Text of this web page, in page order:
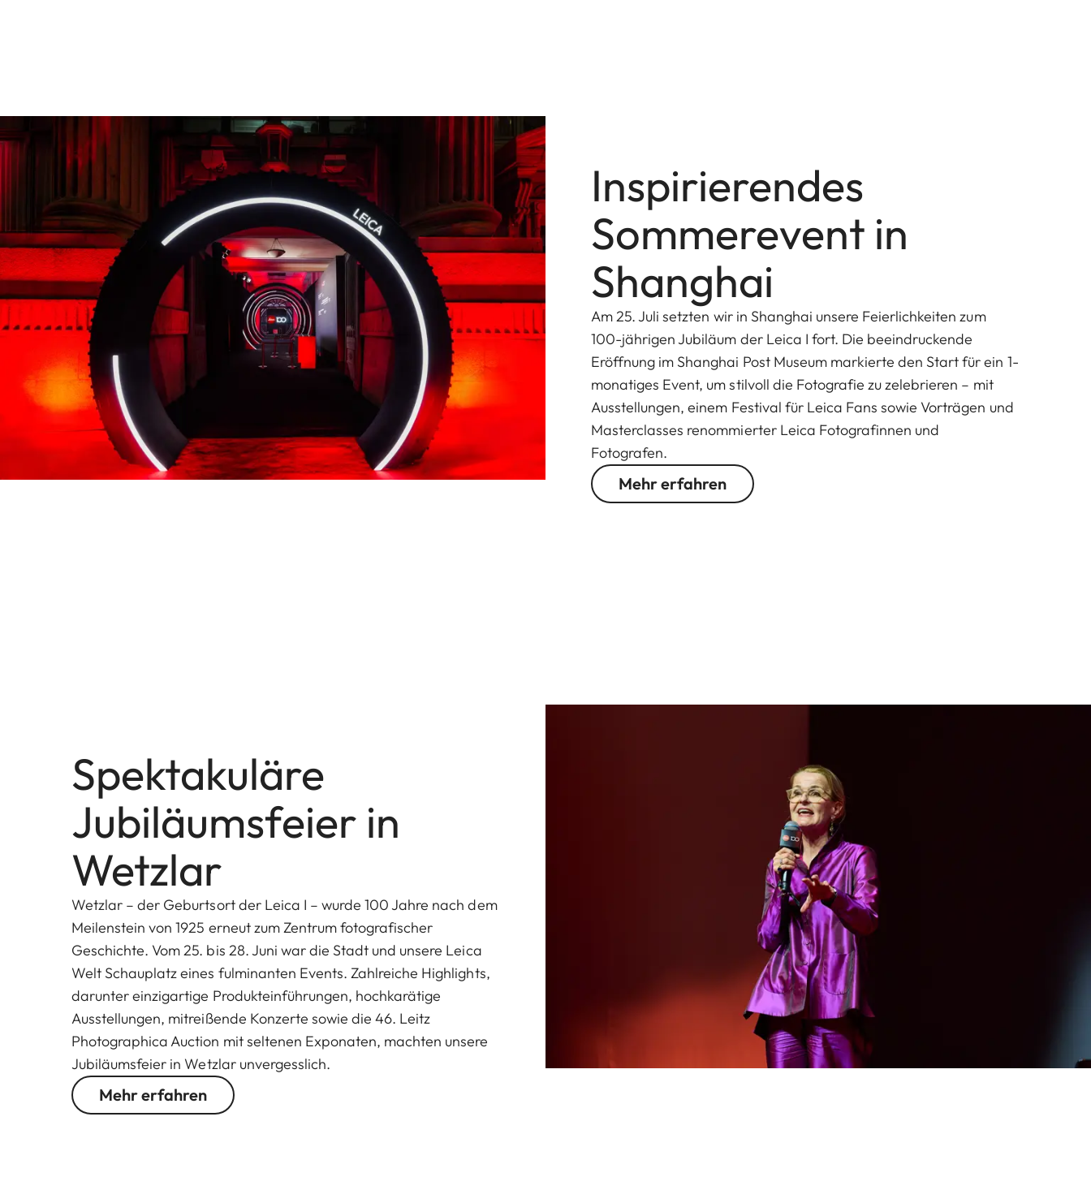
Inspirierendes
Sommerevent in
Shanghai
Am 25. Juli setzten wir in Shanghai unsere Feierlichkeiten zum
100-jährigen Jubiläum der Leica I fort. Die beeindruckende
Eröffnung im Shanghai Post Museum markierte den Start für ein 1-
monatiges Event, um stilvoll die Fotografie zu zelebrieren – mit
Ausstellungen, einem Festival für Leica Fans sowie Vorträgen und
Masterclasses renommierter Leica Fotografinnen und
Fotografen.
Mehr erfahren
Spektakuläre
Jubiläumsfeier in
Wetzlar
Wetzlar – der Geburtsort der Leica I – wurde 100 Jahre nach dem
Meilenstein von 1925 erneut zum Zentrum fotografischer
Geschichte. Vom 25. bis 28. Juni war die Stadt und unsere Leica
Welt Schauplatz eines fulminanten Events. Zahlreiche Highlights,
darunter einzigartige Produkteinführungen, hochkarätige
Ausstellungen, mitreißende Konzerte sowie die 46. Leitz
Photographica Auction mit seltenen Exponaten, machten unsere
Jubiläumsfeier in Wetzlar unvergesslich.
Mehr erfahren